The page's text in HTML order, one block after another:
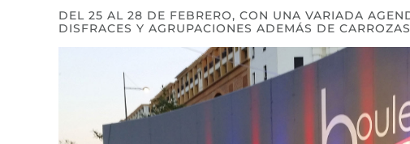
DEL 25 AL 28 DE FEBRERO, CON UNA VARIADA
DISFRACES Y AGRUPACIONES ADEMÁS DE